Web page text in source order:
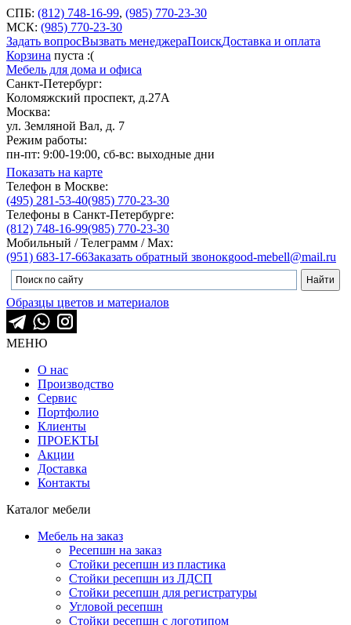
СПБ: (812) 748-16-99, (985) 770-23-30
МСК: (985) 770-23-30
Задать вопросВызвать менеджераПоискДоставка и оплата
Корзина пуста :(
Мебель для дома и офиса
Санкт-Петербург:
Коломяжский проспект, д.27А
Москва:
ул. Земляной Вал, д. 7
Режим работы:
пн-пт: 9:00-19:00, сб-вс: выходные дни
Показать на карте
Телефон в Москве:
(495) 281-53-40(985) 770-23-30
Телефоны в Санкт-Петербурге:
(812) 748-16-99(985) 770-23-30
Мобильный / Телеграмм / Max:
(951) 683-17-66Заказать обратный звонокgood-mebell@mail.ru
Образцы цветов и материалов
МЕНЮ
О нас
Производство
Сервис
Портфолио
Клиенты
ПРОЕКТЫ
Акции
Доставка
Контакты
Каталог мебели
Мебель на заказ
Ресепшн на заказ
Стойки ресепшн из пластика
Стойки ресепшн из ЛДСП
Стойки ресепшн для регистратуры
Угловой ресепшн
Стойки ресепшн с логотипом